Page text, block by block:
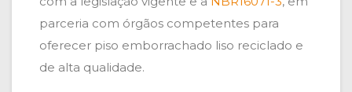
parceria com órgãos competentes para
oferecer piso emborrachado liso reciclado e
de alta qualidade.